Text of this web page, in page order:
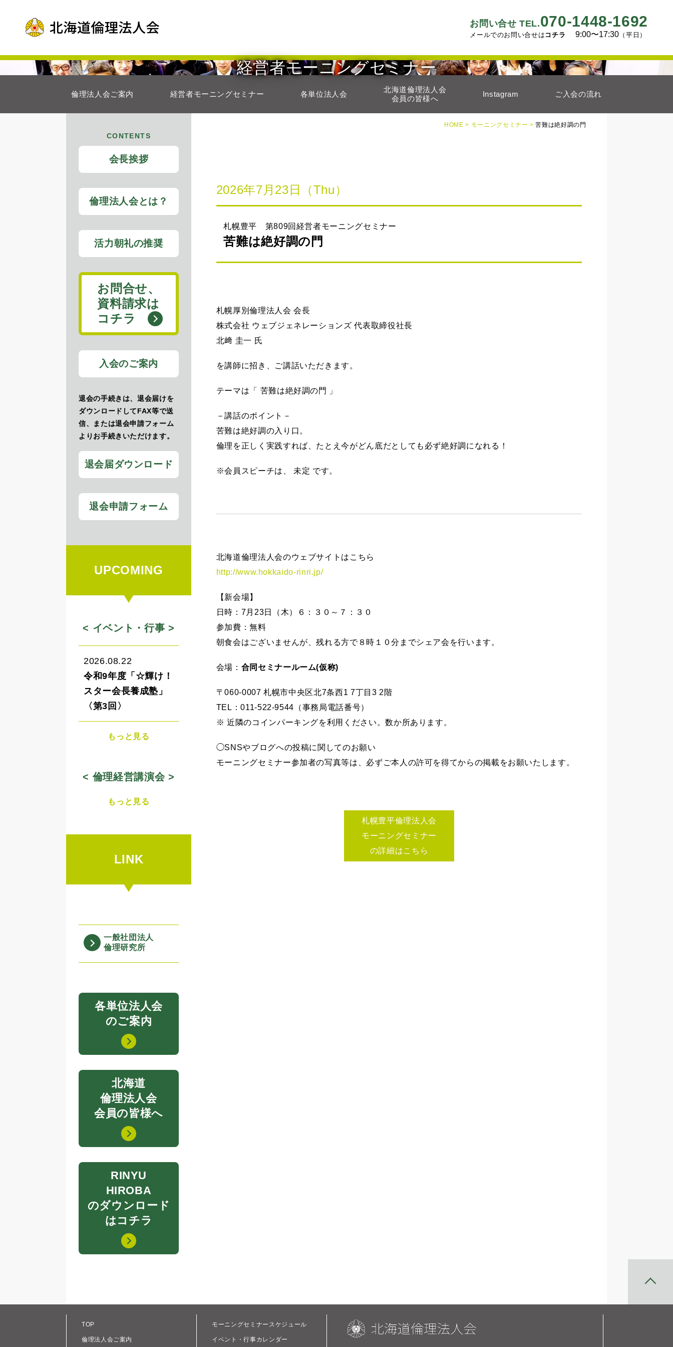
お問い合せ TEL.070-1448-1692
メールでのお問い合せは コチラ 9:00〜17:30 （平日）
経営者モーニングセミナー
倫理法人会ご案内 経営者モーニングセミナー 各単位法人会
北海道倫理法人会
会員の皆様へ
Instagram ご入会の流れ
HOME > モーニングセミナー >苦難は絶好調の門
2026年7月23日（Thu）
札幌豊平 第809回経営者モーニングセミナー
苦難は絶好調の門
札幌厚別倫理法人会 会長
株式会社 ウェブジェネレーションズ 代表取締役社長
北﨑 圭一 氏
を講師に招き、ご講話いただきます。
テーマは「 苦難は絶好調の門 」
－講話のポイント－
苦難は絶好調の入り口。
倫理を正しく実践すれば、たとえ今がどん底だとしても必ず絶好調になれる！
※会員スピーチは、 未定 です。
北海道倫理法人会のウェブサイトはこちら
http://www.hokkaido-rinri.jp/
【新会場】
日時：7月23日（木）６：３０～７：３０
参加費：無料
朝食会はございませんが、残れる方で８時１０分までシェア会を行います。
会場： 合同セミナールーム(仮称)
〒060-0007 札幌市中央区北7条西1 7丁目3 2階
TEL：011-522-9544（事務局電話番号）
※ 近隣のコインパーキングを利用ください。数か所あります。
◯SNSやブログへの投稿に関してのお願い
モーニングセミナー参加者の写真等は、必ずご本人の許可を得てからの掲載をお願いたします。
札幌豊平倫理法人会
モーニングセミナー
の詳細はこちら
CONTENTS
会長挨拶
倫理法人会とは？
活力朝礼の推奨
お問合せ、
資料請求は
コチラ
入会のご案内
退会の手続きは、退会届けを
ダウンロードしてFAX等で送
信、または退会申請フォーム
よりお手続きいただけます。
退会届ダウンロード
退会申請フォーム
UPCOMING
< イベント・行事 >
2026.08.22
令和9年度「☆輝け！
スター会長養成塾」
〈第3回〉
もっと見る
< 倫理経営講演会 >
もっと見る
LINK
一般社団法人
倫理研究所
各単位法人会
のご案内
北海道
倫理法人会
会員の皆様へ
RINYU
HIROBA
のダウンロード
はコチラ
TOP
倫理法人会ご案内
モーニングセミナースケジュール
イベント・行事カレンダー